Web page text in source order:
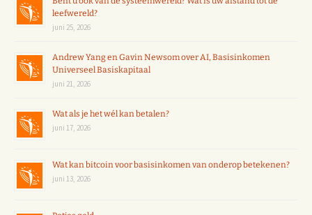
leefwereld?
juni 25, 2026
Andrew Yang en Gavin Newsom over AI, Basisinkomen
Universeel Basiskapitaal
juni 21, 2026
Wat als je het wél kan betalen?
juni 17, 2026
Wat kan bitcoin voor basisinkomen van onderop betekenen?
juni 13, 2026